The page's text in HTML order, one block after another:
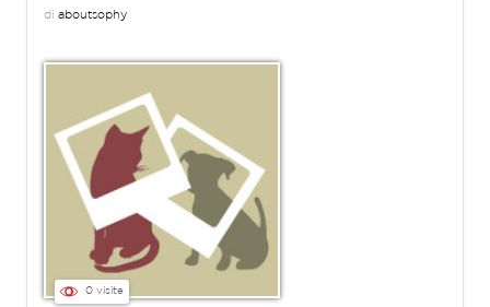
di aboutsophy
0 visite